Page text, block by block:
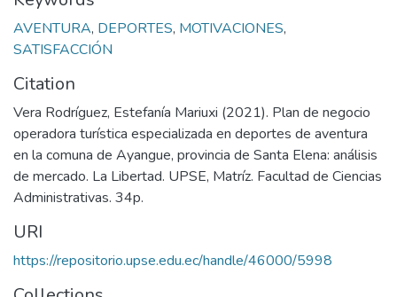
AVENTURA, DEPORTES, MOTIVACIONES,
SATISFACCIÓN
Citation
Vera Rodríguez, Estefanía Mariuxi (2021). Plan de negocio
operadora turística especializada en deportes de aventura
en la comuna de Ayangue, provincia de Santa Elena: análisis
de mercado. La Libertad. UPSE, Matríz. Facultad de Ciencias
Administrativas. 34p.
URI
https://repositorio.upse.edu.ec/handle/46000/5998